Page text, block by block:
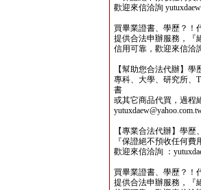
歡迎來信洽詢
買畢業證書、學歷？！
提供合法申辦服務，『
信用可靠，歡迎來信洽
【幫助您合法代辦】
專科、大學、研究所、
書
或其它商品代買，過程
【專業合法代辦】學
『保證絕不預收任何
歡迎來信洽詢 ：
買畢業證書、學歷？！
提供合法申辦服務，『